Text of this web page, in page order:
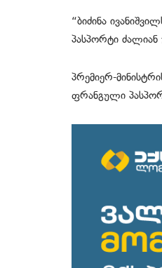
“ბიძინა
პასპორტი
პრემიერ-
ფრანგული